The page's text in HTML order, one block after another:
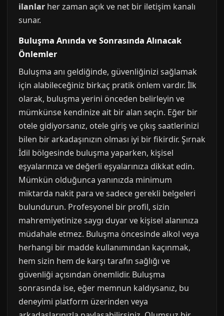
ilanlar her zaman açık ve net bir iletişim kanalı
sunar.
Buluşma Anında ve Sonrasında Alınacak
Önlemler
Buluşma anı geldiğinde, güvenliğinizi sağlamak
için alabileceğiniz birkaç pratik önlem vardır. İlk
olarak, buluşma yerini önceden belirleyin ve
mümkünse kendinize ait bir alan seçin. Eğer bir
otele gidiyorsanız, otele giriş ve çıkış saatlerinizi
bilen bir arkadaşınızın olması iyi bir fikirdir. Şırnak
İdil bölgesinde buluşma yaparken, kişisel
eşyalarınıza ve değerli eşyalarınıza dikkat edin.
Mümkün olduğunca yanınızda minimum
miktarda nakit para ve sadece gerekli belgeleri
bulundurun. Profesyonel bir profil, sizin
mahremiyetinize saygı duyar ve kişisel alanınıza
müdahale etmez. Buluşma öncesinde alkol veya
herhangi bir madde kullanımından kaçınmak,
hem sizin hem de karşı tarafın sağlığı ve
güvenliği açısından önemlidir. Buluşma
sonrasında ise, eğer memnun kaldıysanız, bu
deneyimi platform üzerinden veya